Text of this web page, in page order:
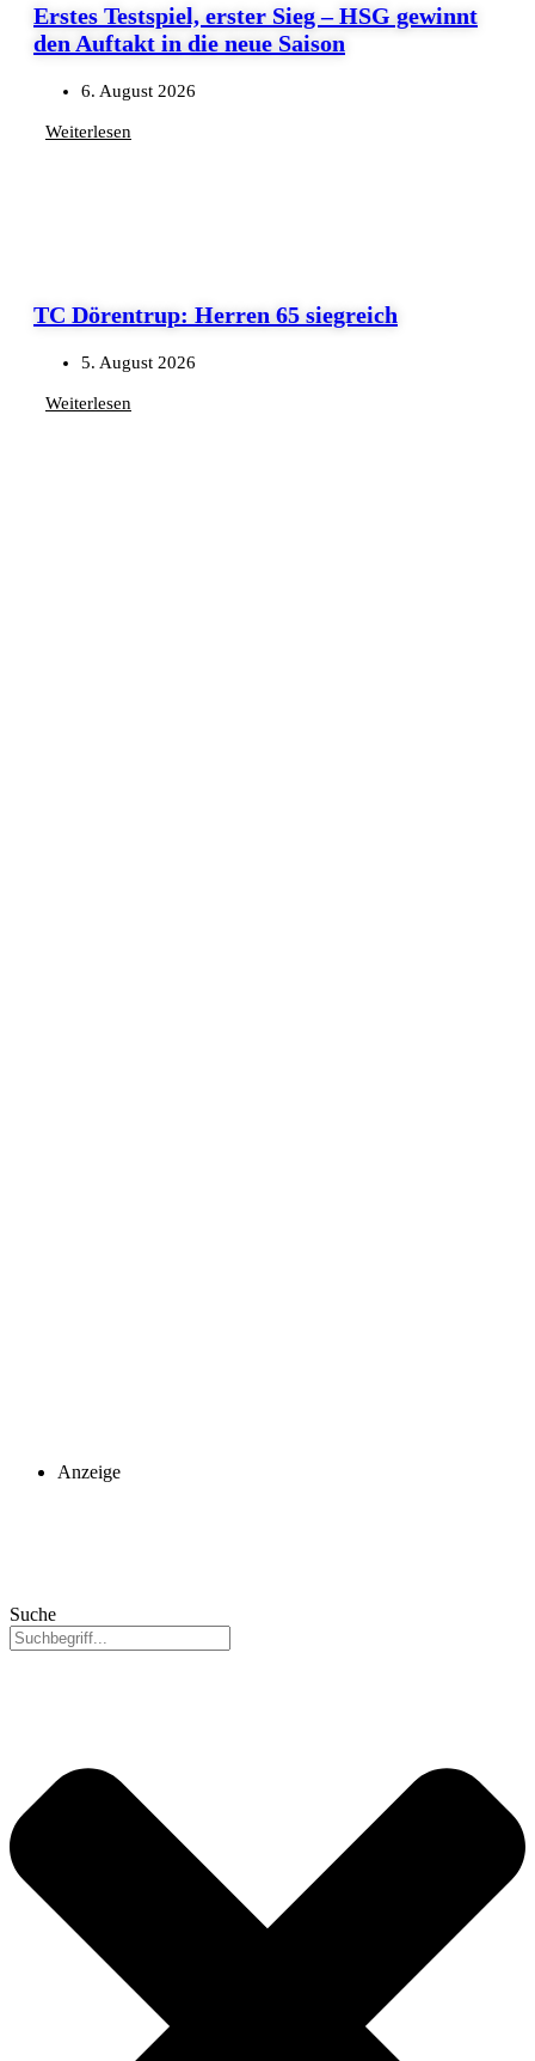
Erstes Testspiel, erster Sieg – HSG gewinnt
den Auftakt in die neue Saison
6. August 2026
Weiterlesen
TC Dörentrup: Herren 65 siegreich
5. August 2026
Weiterlesen
Anzeige
Suche